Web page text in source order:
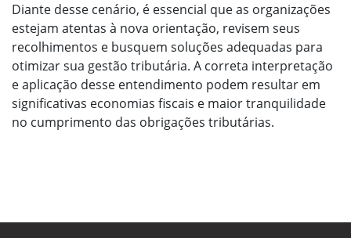
Diante desse cenário, é essencial que as organizações
estejam atentas à nova orientação, revisem seus
recolhimentos e busquem soluções adequadas para
otimizar sua gestão tributária. A correta interpretação
e aplicação desse entendimento podem resultar em
significativas economias fiscais e maior tranquilidade
no cumprimento das obrigações tributárias.